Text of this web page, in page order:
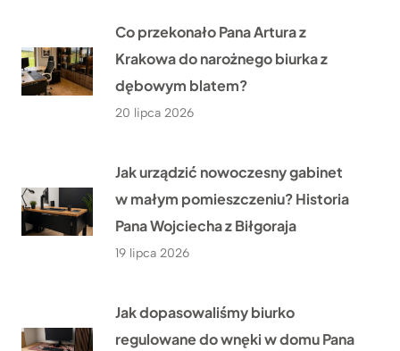
Co przekonało Pana Artura z
Krakowa do narożnego biurka z
dębowym blatem?
20 lipca 2026
Jak urządzić nowoczesny gabinet
w małym pomieszczeniu? Historia
Pana Wojciecha z Biłgoraja
19 lipca 2026
Jak dopasowaliśmy biurko
regulowane do wnęki w domu Pana